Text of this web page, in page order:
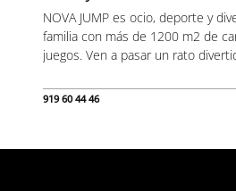
NOVA JUMP es ocio, deporte y
familia con más de 1200 m2 de
juegos. Ven a pasar un rato
919 60 44 46